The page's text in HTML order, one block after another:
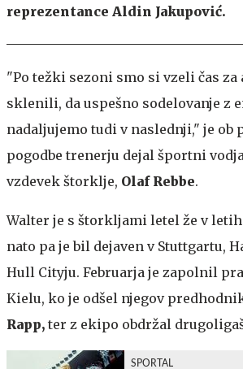
reprezentance Aldin Jakupović.
"Po težki sezoni smo si vzeli čas
sklenili, da uspešno sodelovanje z
nadaljujemo tudi v naslednji," je ob
pogodbe trenerju dejal športni
vzdevek štorklje, Olaf Rebbe.
Walter je s štorkljami letel že v letih
nato pa je bil dejaven v Stuttgartu,
Hull Cityju. Februarja je zapolnil
Kielu, ko je odšel njegov
Rapp, ter z ekipo obdržal
SPORTAL